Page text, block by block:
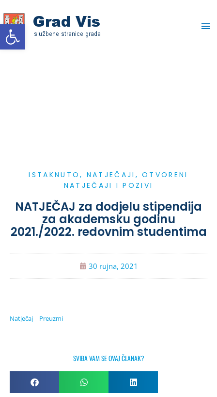
Open toolbar
to
content
ISTAKNUTO, NATJEČAJI ,OTVORENI
NATJEČAJI I POZIVI
NATJEČAJ za dodjelu stipendija
za akademsku godinu
2021./2022. redovnim studentima
30 rujna, 2021
Natječaj Preuzmi
SVIĐA VAM SE OVAJ ČLANAK?